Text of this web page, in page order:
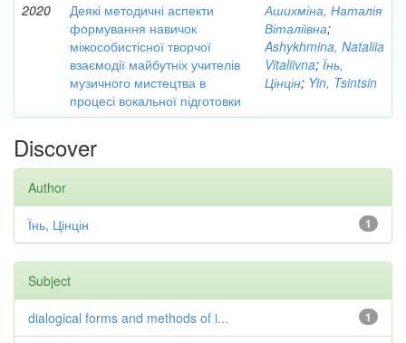
2020
Деякі методичні аспекти
формування навичок
міжособистісної творчої
взаємодії майбутніх учителів
музичного мистецтва в
процесі вокальної підготовки
Ашихміна, Наталія
Віталіївна;
Ashykhmina, Nataliia
Vitaliivna; Їнь,
Цінцін; Yin, Tsintsin
Discover
Author
1
Їнь, Цінцін
Subject
1
dialogical forms and methods of i...